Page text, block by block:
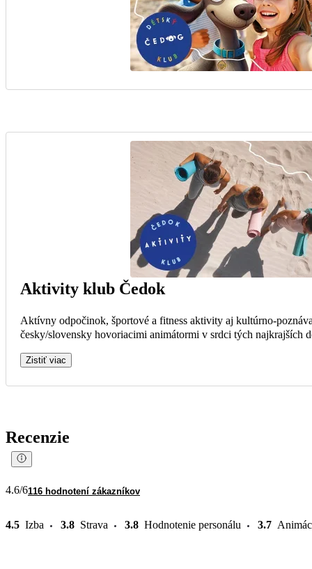
Aktivity klub Čedok
Aktívny odpočinok, športové a fitness aktivity aj kultúrno-
česky/slovensky hovoriacimi animátormi v srdci tých najkrajších
Zistiť viac
Recenzie
4.6/6116 hodnotení zákazníkov
4.5 Izba 3.8 Strava 3.8 Hodnotenie personálu 3.7